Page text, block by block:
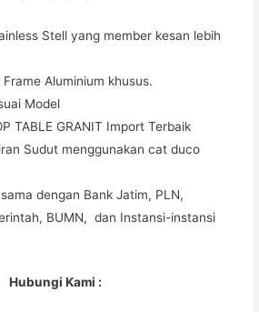
Stell yang member kesan lebih
Aluminium khusus.
Model
TABLE GRANIT Import Terbaik
Sudut menggunakan cat duco
dengan Bank Jatim, PLN,
BUMN, dan Instansi-instansi
Hubungi Kami :